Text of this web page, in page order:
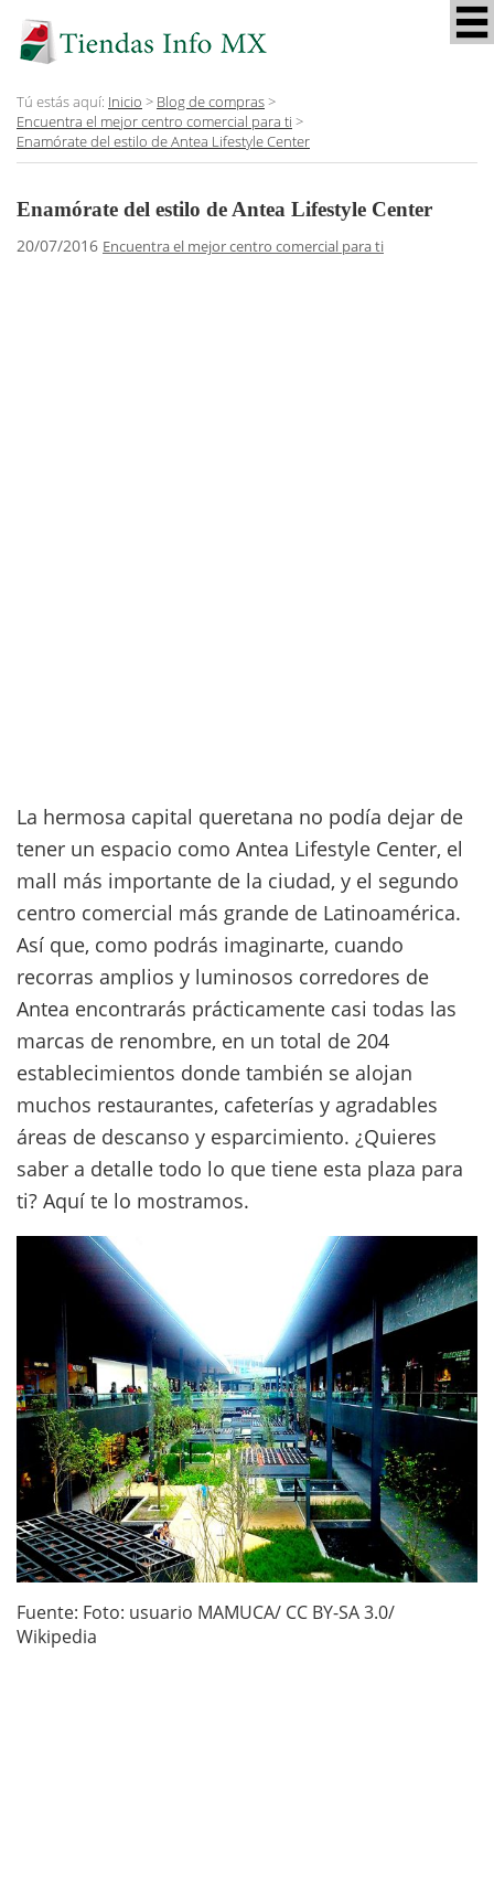
Tú estás aquí: Inicio > Blog de compras>
Encuentra el mejor centro comercial para ti >
Enamórate del estilo de Antea Lifestyle Center
Enamórate del estilo de Antea Lifestyle Center
20/07/2016 Encuentra el mejor centro comercial para ti
La hermosa capital queretana no podía dejar de
tener un espacio como Antea Lifestyle Center, el
mall más importante de la ciudad, y el segundo
centro comercial más grande de Latinoamérica.
Así que, como podrás imaginarte, cuando
recorras amplios y luminosos corredores de
Antea encontrarás prácticamente casi todas las
marcas de renombre, en un total de 204
establecimientos donde también se alojan
muchos restaurantes, cafeterías y agradables
áreas de descanso y esparcimiento. ¿Quieres
saber a detalle todo lo que tiene esta plaza para
ti? Aquí te lo mostramos.
Fuente: Foto: usuario MAMUCA/ CC BY-SA 3.0/
Wikipedia